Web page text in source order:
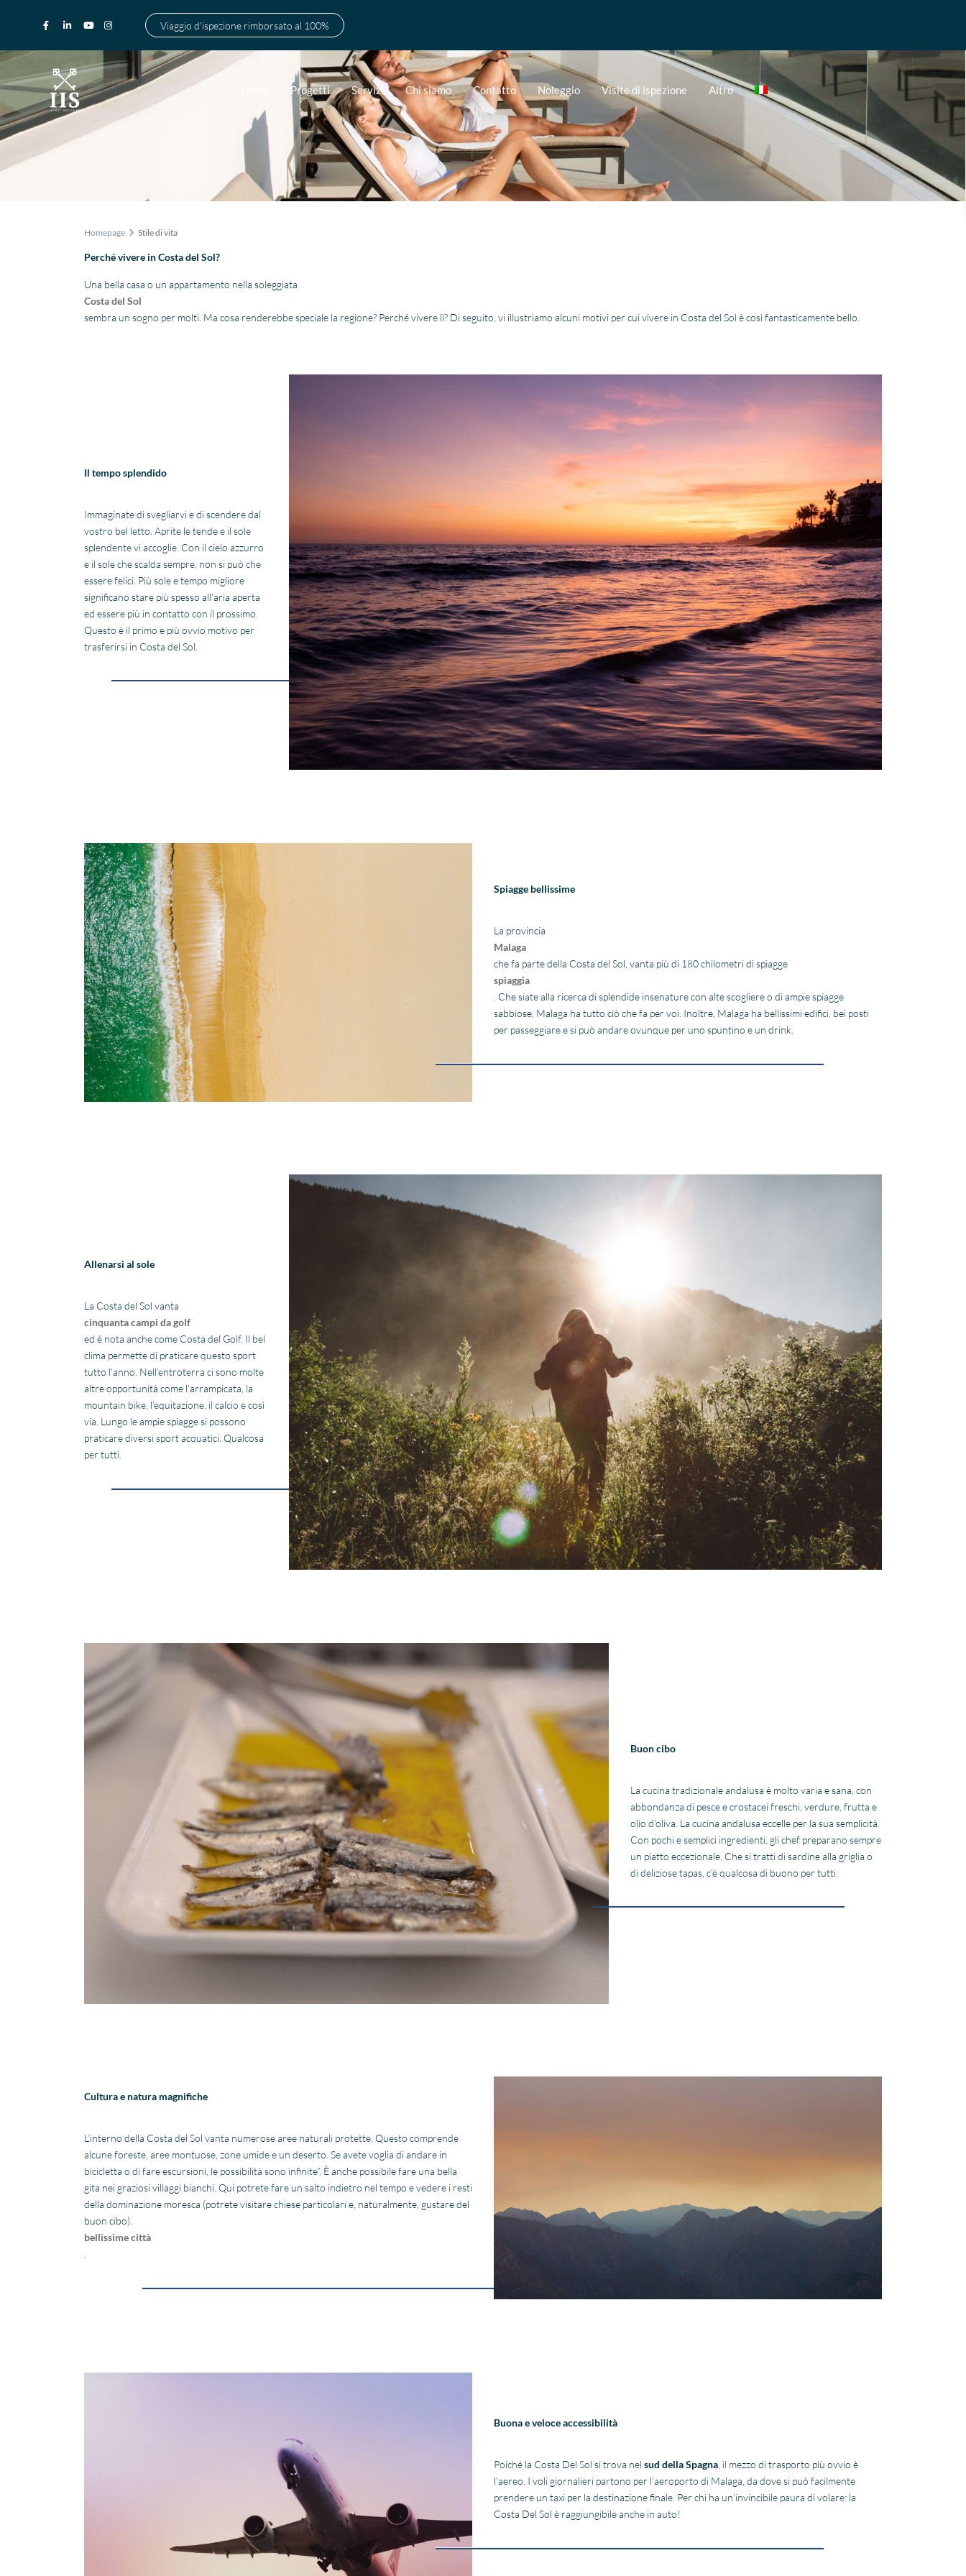
Viaggio d'ispezione rimborsato al 100%
Progetti Servizi Chi siamo Contatto Noleggio Visite di ispezione Altro
Homepage Stile di vita
Perché vivere in Costa del Sol?
Una bella casa o un appartamento nella soleggiata
Costa del Sol
sembra un sogno per molti. Ma cosa renderebbe speciale la regione? Perché vivere lì? Di seguito, vi illustriamo alcuni motivi per cui vivere in Costa del Sol è così fantasticamente bello.
Il tempo splendido
Immaginate di svegliarvi e di scendere dal
vostro bel letto. Aprite le tende e il sole
splendente vi accoglie. Con il cielo azzurro
e il sole che scalda sempre, non si può che
essere felici. Più sole e tempo migliore
significano stare più spesso all’aria aperta
ed essere più in contatto con il prossimo.
Questo è il primo e più ovvio motivo per
trasferirsi in Costa del Sol.
Spiagge bellissime
La provincia
Malaga
che fa parte della Costa del Sol, vanta più di 180 chilometri di spiagge
spiaggia
. Che siate alla ricerca di splendide insenature con alte scogliere o di ampie spiagge
sabbiose, Malaga ha tutto ciò che fa per voi. Inoltre, Malaga ha bellissimi edifici, bei posti
per passeggiare e si può andare ovunque per uno spuntino e un drink.
Allenarsi al sole
La Costa del Sol vanta
cinquanta campi da golf
ed è nota anche come Costa del Golf. Il bel
clima permette di praticare questo sport
tutto l’anno. Nell’entroterra ci sono molte
altre opportunità come l’arrampicata, la
mountain bike, l’equitazione, il calcio e così
via. Lungo le ampie spiagge si possono
praticare diversi sport acquatici. Qualcosa
per tutti.
Buon cibo
La cucina tradizionale andalusa è molto varia e sana, con
abbondanza di pesce e crostacei freschi, verdure, frutta e
olio d’oliva. La cucina andalusa eccelle per la sua semplicità.
Con pochi e semplici ingredienti, gli chef preparano sempre
un piatto eccezionale. Che si tratti di sardine alla griglia o
di deliziose tapas, c’è qualcosa di buono per tutti.
Cultura e natura magnifiche
L’interno della Costa del Sol vanta numerose aree naturali protette. Questo comprende
alcune foreste, aree montuose, zone umide e un deserto. Se avete voglia di andare in
bicicletta o di fare escursioni, le possibilità sono infinite”. È anche possibile fare una bella
gita nei graziosi villaggi bianchi. Qui potrete fare un salto indietro nel tempo e vedere i resti
della dominazione moresca (potrete visitare chiese particolari e, naturalmente, gustare del
buon cibo).
bellissime città
Buona e veloce accessibilità
Poiché la Costa Del Sol si trova nel sud della Spagna, il mezzo di trasporto più ovvio è
l’aereo. I voli giornalieri partono per l’aeroporto di Malaga, da dove si può facilmente
prendere un taxi per la destinazione finale. Per chi ha un’invincibile paura di volare: la
Costa Del Sol è raggiungibile anche in auto!